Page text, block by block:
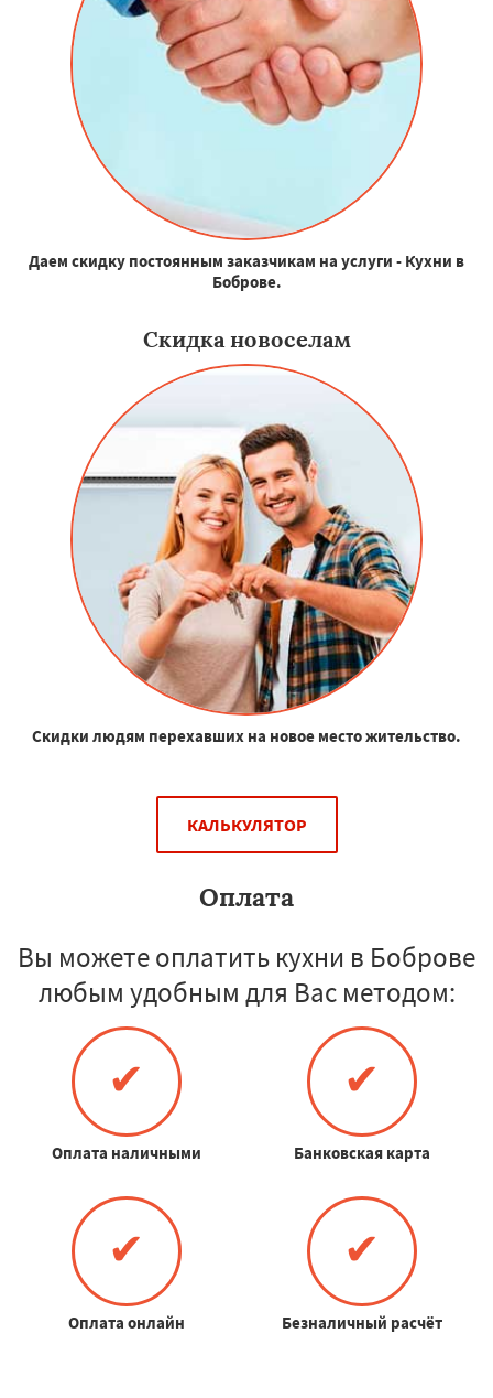
Даем скидку постоянным заказчикам на услуги - Кухни в
Боброве.
Скидка новоселам
Скидки людям перехавших на новое место жительство.
КАЛЬКУЛЯТОР
Оплата
Вы можете оплатить кухни в Боброве
любым удобным для Вас методом:
✔
Оплата наличными
✔
Банковская карта
✔
Оплата онлайн
✔
Безналичный расчёт